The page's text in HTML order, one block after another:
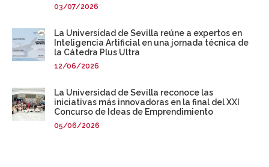
03/07/2026
La Universidad de Sevilla reúne a expertos en
Inteligencia Artificial en una jornada técnica de
la Cátedra Plus Ultra
12/06/2026
La Universidad de Sevilla reconoce las
iniciativas más innovadoras en la final del XXI
Concurso de Ideas de Emprendimiento
05/06/2026